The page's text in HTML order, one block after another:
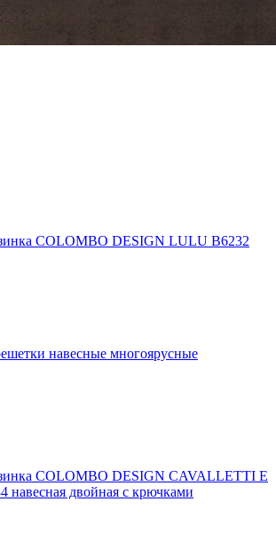
COLOMBO DESIGN LULU B6232
COLOMBO DESIGN CAVALLETTI E
навесная двойная с крючками